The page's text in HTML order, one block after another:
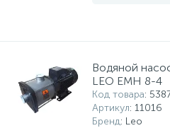
Водяной
LEO EMH 8-4
Код товара:
Артикул: 11016
Бренд: Leo